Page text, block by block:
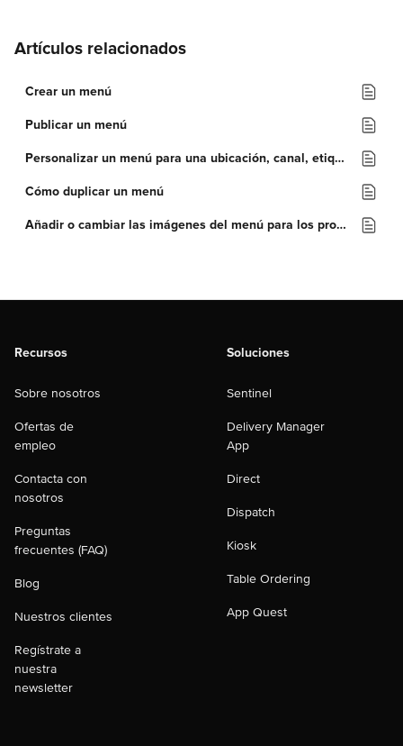
Artículos relacionados
Crear un menú
Publicar un menú
Personalizar un menú para una ubicación, canal, etiqueta personalizada o tipo de pedido
Cómo duplicar un menú
Añadir o cambiar las imágenes del menú para los productos
Recursos
Sobre nosotros
Ofertas de
empleo
Contacta con
nosotros
Preguntas
frecuentes (FAQ)
Blog
Nuestros clientes
Regístrate a
nuestra
newsletter
Soluciones
Sentinel
Delivery Manager
App
Direct
Dispatch
Kiosk
Table Ordering
App Quest